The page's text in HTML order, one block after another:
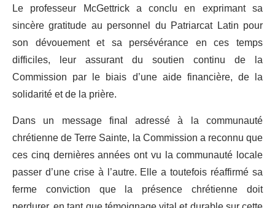
Le professeur McGettrick a conclu en exprimant sa
sincère gratitude au personnel du Patriarcat Latin pour
son dévouement et sa persévérance en ces temps
difficiles, leur assurant du soutien continu de la
Commission par le biais d’une aide financière, de la
solidarité et de la prière.
Dans un message final adressé à la communauté
chrétienne de Terre Sainte, la Commission a reconnu que
ces cinq dernières années ont vu la communauté locale
passer d’une crise à l’autre. Elle a toutefois réaffirmé sa
ferme conviction que la présence chrétienne doit